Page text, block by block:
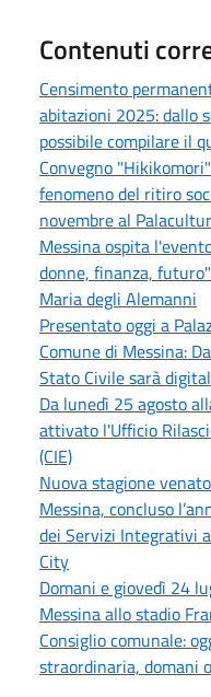
Contenuti
Censimento
abitazioni 2025: dallo
possibile compilare il
Convegno
fenomeno del ritiro
novembre al
Messina ospita
donne, finanza,
Maria degli Alemanni
Presentato oggi a
Comune di Messina:
Stato Civile sarà
Da lunedì 25 agosto
attivato l'Ufficio
(CIE)
Nuova stagione
Messina, concluso
dei Servizi Integrativi
City
Domani e giovedì 24
Messina allo stadio
Consiglio comunale:
straordinaria, domani